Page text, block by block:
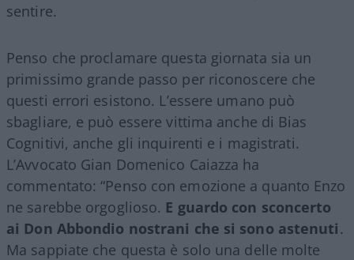
sentire.
Penso che proclamare questa giornata sia un
primissimo grande passo per riconoscere che
questi errori esistono. L’essere umano può
sbagliare, e può essere vittima anche di Bias
Cognitivi, anche gli inquirenti e i magistrati.
L’Avvocato Gian Domenico Caiazza ha
commentato: “Penso con emozione a quanto Enzo
ne sarebbe orgoglioso. E guardo con sconcerto
ai Don Abbondio nostrani che si sono astenuti.
Ma sappiate che questa è solo una delle molte